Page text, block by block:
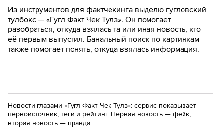
Из инструментов для фактчекинга выделю гугловский
тулбокс — «Гугл Факт Чек Тулз». Он помогает
разобраться, откуда взялась та или иная новость, кто
её первым выпустил. Банальный поиск по картинкам
также помогает понять, откуда взялась информация.
Новости глазами «Гугл Факт Чек Тулз»: сервис показывает
первоисточник, теги и рейтинг. Первая новость — фейк,
вторая новость — правда